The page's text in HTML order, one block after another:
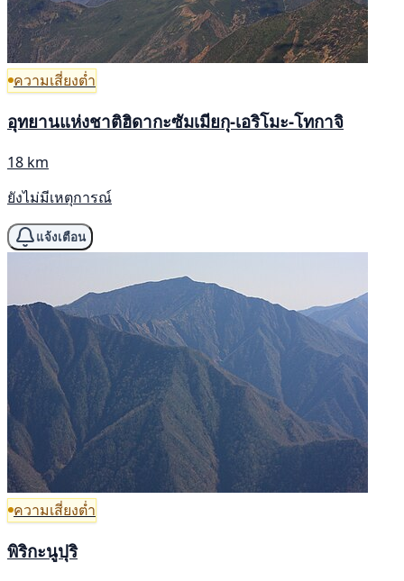
ความเสี่ยงต่ำ
อุทยานแห่งชาติฮิดากะซัมเมียกุ-เอริโมะ-โทกาจิ
18 km
ยังไม่มีเหตุการณ์
แจ้งเตือน
ความเสี่ยงต่ำ
พิริกะนูปุริ